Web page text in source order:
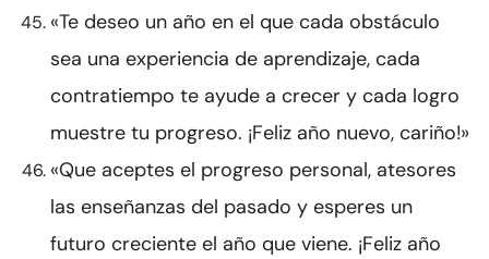
«Te deseo un año en el que cada obstáculo
sea una experiencia de aprendizaje, cada
contratiempo te ayude a crecer y cada logro
muestre tu progreso. ¡Feliz año nuevo, cariño!»
«Que aceptes el progreso personal, atesores
las enseñanzas del pasado y esperes un
futuro creciente el año que viene. ¡Feliz año